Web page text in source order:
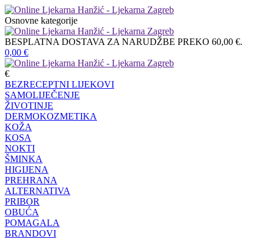
Osnovne kategorije
BESPLATNA DOSTAVA ZA NARUDŽBE PREKO 60,00 €.
0,00 €
€
BEZRECEPTNI LIJEKOVI
SAMOLIJEČENJE
ŽIVOTINJE
DERMOKOZMETIKA
KOŽA
KOSA
NOKTI
ŠMINKA
HIGIJENA
PREHRANA
ALTERNATIVA
PRIBOR
OBUĆA
POMAGALA
BRANDOVI